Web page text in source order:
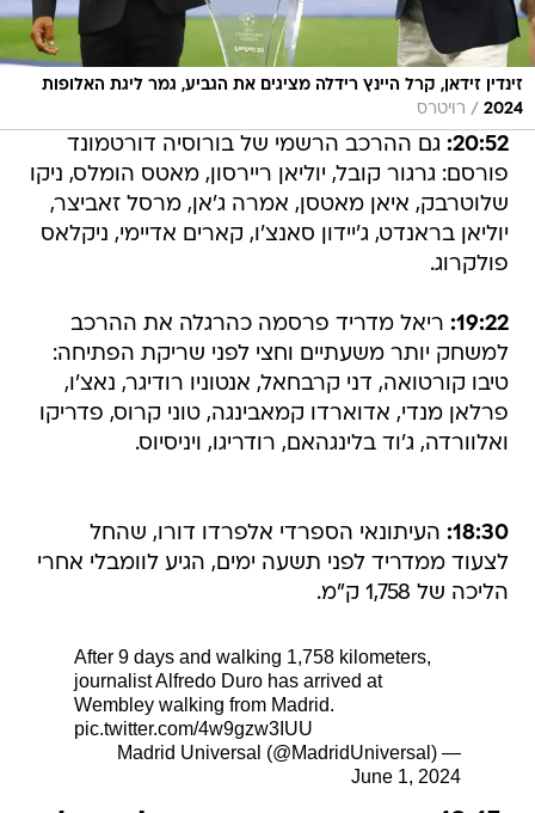
זינדין זידאן, קרל היינץ רידלה מציגים את הגביע, גמר ליגת האלופות
2024
/ רויטרס
20:52: גם ההרכב הרשמי של בורוסיה דורטמונד
פורסם: גרגור קובל, יוליאן ריירסון, מאטס הומלס, ניקו
שלוטרבק, איאן מאטסן, אמרה ג'אן, מרסל זאביצר,
יוליאן בראנדט, ג'יידון סאנצ'ו, קארים אדיימי, ניקלאס
פולקרוג.
19:22: ריאל מדריד פרסמה כהרגלה את ההרכב
למשחק יותר משעתיים וחצי לפני שריקת הפתיחה:
טיבו קורטואה, דני קרבחאל, אנטוניו רודיגר, נאצ'ו,
פרלאן מנדי, אדוארדו קמאבינגה, טוני קרוס, פדריקו
ואלוורדה, ג'וד בלינגהאם, רודריגו, ויניסיוס.
18:30: העיתונאי הספרדי אלפרדו דורו, שהחל
לצעוד ממדריד לפני תשעה ימים, הגיע לוומבלי אחרי
הליכה של 1,758 ק"מ.
After 9 days and walking 1,758 kilometers,
journalist Alfredo Duro has arrived at
Wembley walking from Madrid.
pic.twitter.com/4w9gzw3IUU
— Madrid Universal (@MadridUniversal)
June 1, 2024